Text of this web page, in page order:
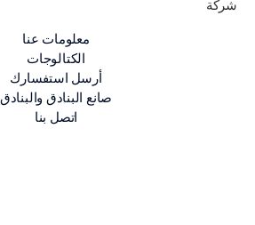
شركة
معلومات عنا
الكتالوجات
أرسل استفسارك
صانع البنادق والبنادق
اتصل بنا